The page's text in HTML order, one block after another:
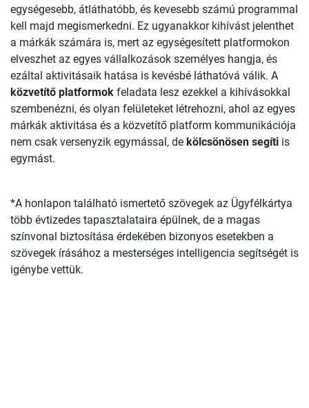
egységesebb, átláthatóbb, és kevesebb számú programmal
kell majd megismerkedni. Ez ugyanakkor kihívást jelenthet
a márkák számára is, mert az egységesített platformokon
elveszhet az egyes vállalkozások személyes hangja, és
ezáltal aktivitásaik hatása is kevésbé láthatóvá válik. A
közvetítő platformok feladata lesz ezekkel a kihívásokkal
szembenézni, és olyan felületeket létrehozni, ahol az egyes
márkák aktivitása és a közvetítő platform kommunikációja
nem csak versenyzik egymással, de kölcsönösen segíti is
egymást.
*A honlapon található ismertető szövegek az Ügyfélkártya
több évtizedes tapasztalataira épülnek, de a magas
színvonal biztosítása érdekében bizonyos esetekben a
szövegek írásához a mesterséges intelligencia segítségét is
igénybe vettük.